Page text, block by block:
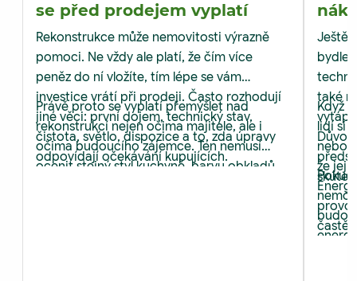
se před prodejem vyplatí
Rekonstrukce může nemovitosti výrazně
pomoci. Ne vždy ale platí, že čím více
peněz do ní vložíte, tím lépe se vám
investice vrátí při prodeji. Často rozhodují
jiné věci: první dojem, technický stav,
čistota, světlo, dispozice a to, zda úpravy
odpovídají očekávání kupujících.
Právě proto se vyplatí přemýšlet nad
rekonstrukcí nejen očima majitele, ale i
očima budoucího zájemce. Ten nemusí
ocenit stejný styl kuchyně, barvu obkladů
Ještě
také
Když
lidí si
nebo
že